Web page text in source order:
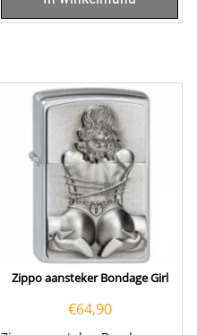
Zippo aansteker Bondage Girl
€64,90